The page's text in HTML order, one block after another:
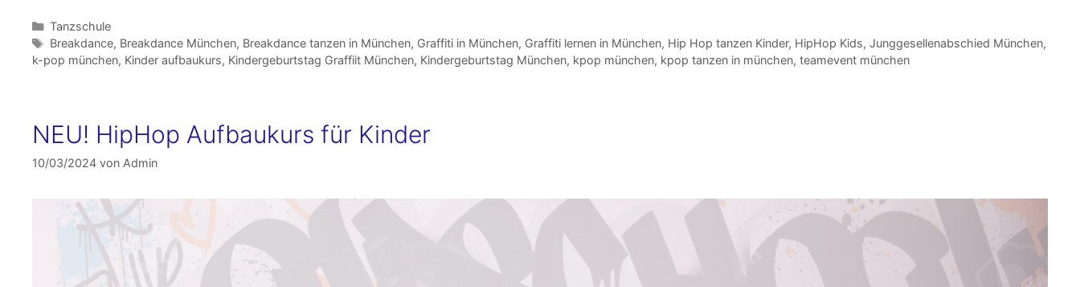
Kategorien
Tanzschule
Schlagwörter
Breakdance, Breakdance München, Breakdance tanzen in München, Graffiti in München, Graffiti lernen in München, Hip Hop tanzen Kinder, HipHop Kids, Junggesellenabschied München,
k-pop münchen, Kinder aufbaukurs, Kindergeburtstag Graffiit München, Kindergeburtstag München, kpop münchen, kpop tanzen in münchen, teamevent münchen
NEU! HipHop Aufbaukurs für Kinder
10/03/2024 von Admin